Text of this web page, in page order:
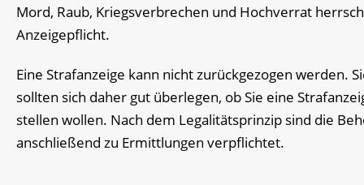
Mord, Raub, Kriegsverbrechen und Hochverrat
Anzeigepflicht.
Eine Strafanzeige kann nicht zurückgezogen werden.
sollten sich daher gut überlegen, ob Sie eine
stellen wollen. Nach dem Legalitätsprinzip sind die
anschließend zu Ermittlungen verpflichtet.